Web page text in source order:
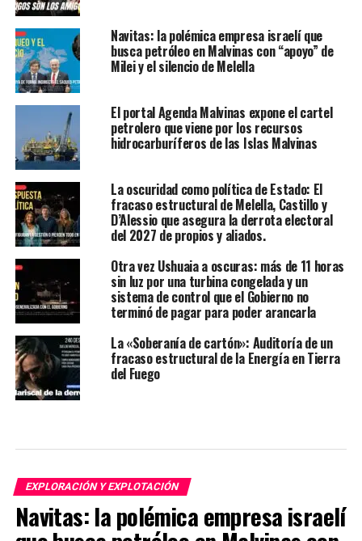
Navitas: la polémica empresa israelí que
busca petróleo en Malvinas con “apoyo” de
Milei y el silencio de Melella
El portal Agenda Malvinas expone el cartel
petrolero que viene por los recursos
hidrocarburíferos de las Islas Malvinas
La oscuridad como política de Estado: El
fracaso estructural de Melella, Castillo y
D’Alessio que asegura la derrota electoral
del 2027 de propios y aliados.
Otra vez Ushuaia a oscuras: más de 11 horas
sin luz por una turbina congelada y un
sistema de control que el Gobierno no
terminó de pagar para poder arancarla
La «Soberanía de cartón»: Auditoría de un
fracaso estructural de la Energía en Tierra
del Fuego
EXPLORACIÓN Y EXPLOTACIÓN
Navitas: la polémica empresa israelí